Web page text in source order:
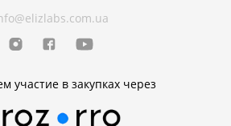
участие в закупках через